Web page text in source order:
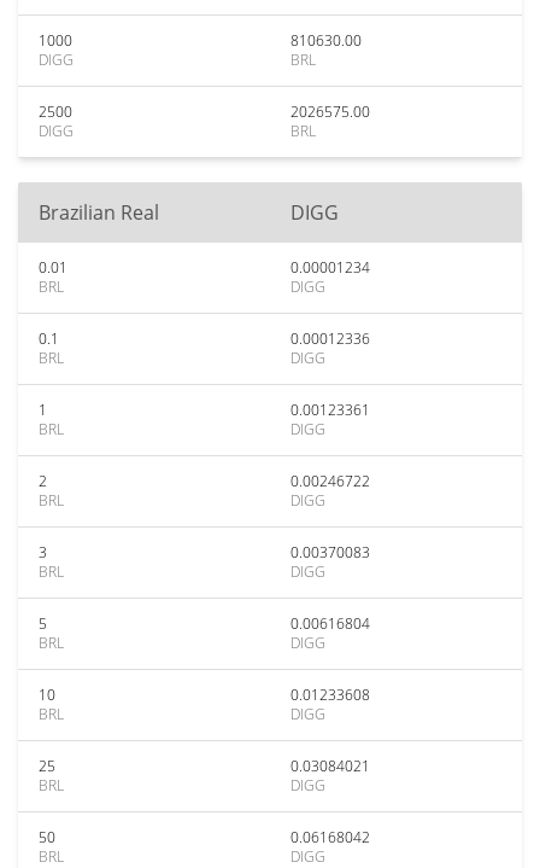
1000
DIGG
810630.00
BRL
2500
DIGG
2026575.00
BRL
Brazilian Real DIGG
0.01
BRL
0.00001234
DIGG
0.1
BRL
0.00012336
DIGG
1
BRL
0.00123361
DIGG
2
BRL
0.00246722
DIGG
3
BRL
0.00370083
DIGG
5
BRL
0.00616804
DIGG
10
BRL
0.01233608
DIGG
25
BRL
0.03084021
DIGG
50
BRL
0.06168042
DIGG